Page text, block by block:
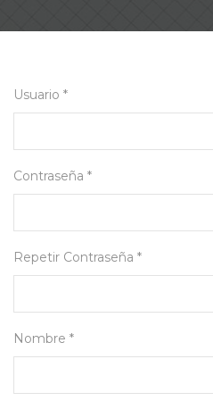
Usuario *
Contraseña *
Repetir Contraseña *
Nombre *